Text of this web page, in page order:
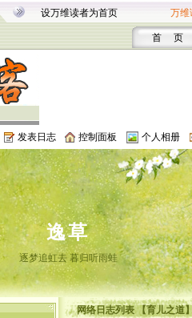
设万维读者为首页 万维
首 页
发表日志 控制面板 个人相册
逸草
逐梦追虹去 暮归听雨蛙
网络日志列表 【育儿之道